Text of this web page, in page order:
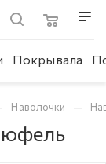
Покрывала
Наволочки —